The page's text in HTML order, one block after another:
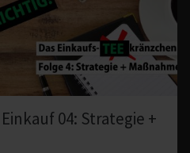
04: Stra­tegie +